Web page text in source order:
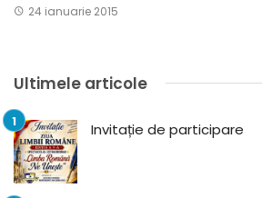
24 ianuarie 2015
Ultimele articole
Invitație de participare